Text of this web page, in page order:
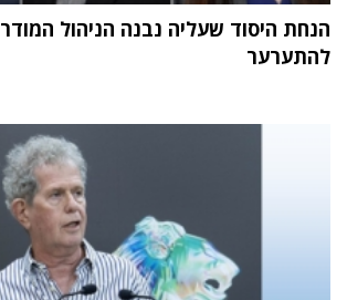
הנחת היסוד שעליה נבנה הניהול
להתערער